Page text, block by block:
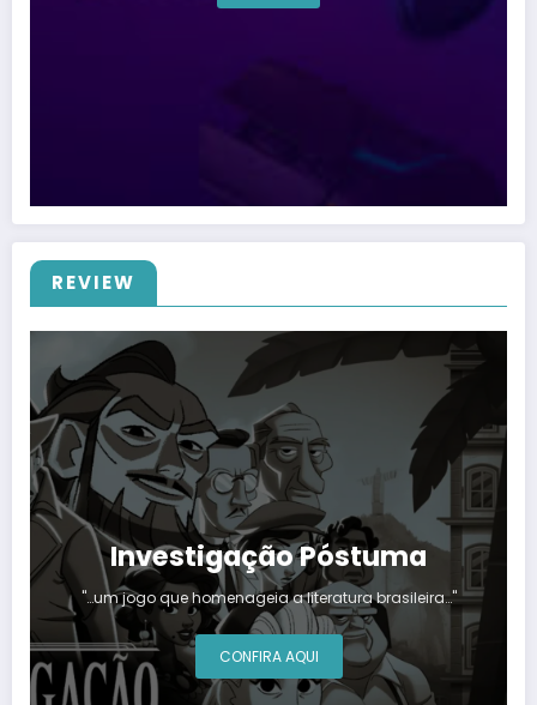
REVIEW
Investigação Póstuma
"…um jogo que homenageia a literatura brasileira…"
CONFIRA AQUI